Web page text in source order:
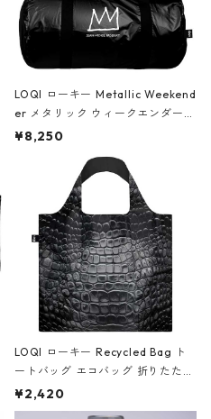
LOQI ローキー Metallic Weekend
er メタリック ウィークエンダー
ボストンバッグ ショルダーバッグ
Black ジャン=ミッシェル・バスキ
ア/クラウン ブラック
¥8,250
LOQI ローキー Recycled Bag ト
ートバッグ エコバッグ 折りたたみ
大きめ 撥水加工 収納ポーチ CRO
CODILE/Black クロコダイル/ブラ
¥2,420